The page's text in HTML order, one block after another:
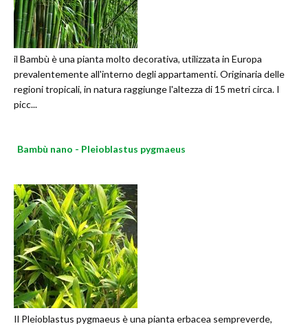
il Bambù è una pianta molto decorativa, utilizzata in Europa
prevalentemente all'interno degli appartamenti. Originaria delle
regioni tropicali, in natura raggiunge l'altezza di 15 metri circa. I
picc...
Bambù nano - Pleioblastus pygmaeus
Il Pleioblastus pygmaeus è una pianta erbacea sempreverde,